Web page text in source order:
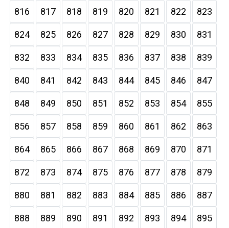
816 817 818 819 820 821 822 823
824 825 826 827 828 829 830 831
832 833 834 835 836 837 838 839
840 841 842 843 844 845 846 847
848 849 850 851 852 853 854 855
856 857 858 859 860 861 862 863
864 865 866 867 868 869 870 871
872 873 874 875 876 877 878 879
880 881 882 883 884 885 886 887
888 889 890 891 892 893 894 895